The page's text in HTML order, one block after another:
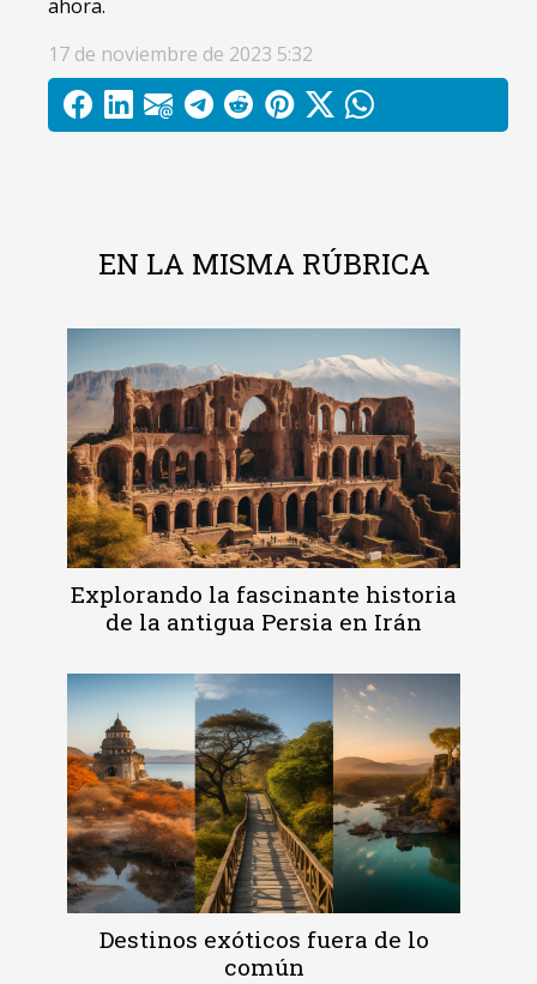
EN LA MISMA RÚBRICA
Explorando la fascinante historia
de la antigua Persia en Irán
Destinos exóticos fuera de lo
común
ahora.
17 de noviembre de 2023 5:32